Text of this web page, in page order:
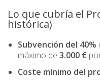
Lo que cubría el
histórica)
Subvención del 40%
máximo de 3.000 €
Coste mínimo del